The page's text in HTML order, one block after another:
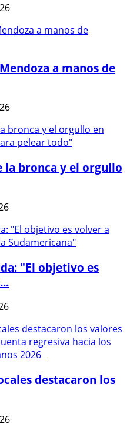
a manos de
la bronca y el orgullo
"El objetivo es
destacaron los